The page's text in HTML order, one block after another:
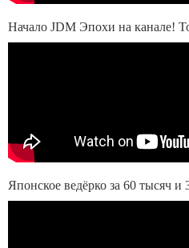
Начало JDM Эпохи на канале!
Японское ведёрко за 60 тысяч и